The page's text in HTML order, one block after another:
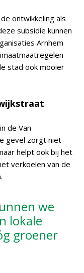
ontwikkeling als
subsidie kunnen
Arnhem
stad ook mooier
de Van
gevel zorgt niet
helpt ook bij het
verkoelen van de
we
lokale
groener